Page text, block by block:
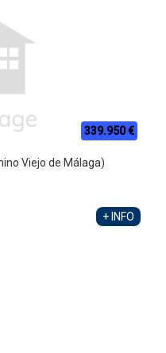
339.950 €
Viejo de Málaga)
+ INFO